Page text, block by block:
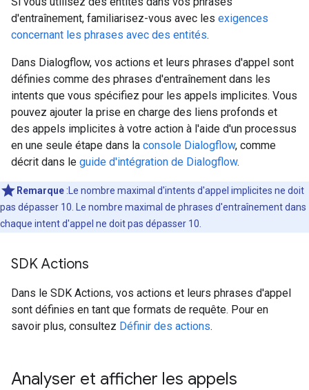
d'entraînement, familiarisez-vous avec les exigences
concernant les phrases avec des entités.
Dans Dialogflow, vos actions et leurs phrases d'appel sont
définies comme des phrases d'entraînement dans les
intents que vous spécifiez pour les appels implicites. Vous
pouvez ajouter la prise en charge des liens profonds et
des appels implicites à votre action à l'aide d'un processus
en une seule étape dans la console Dialogflow, comme
décrit dans le guide d'intégration de Dialogflow.
Remarque :Le nombre maximal d'intents d'appel implicites ne doit
pas dépasser 10. Le nombre maximal de phrases d'entraînement dans
chaque intent d'appel ne doit pas dépasser 10.
SDK Actions
Dans le SDK Actions, vos actions et leurs phrases d'appel
sont définies en tant que formats de requête. Pour en
savoir plus, consultez Définir des actions.
Analyser et afficher les appels